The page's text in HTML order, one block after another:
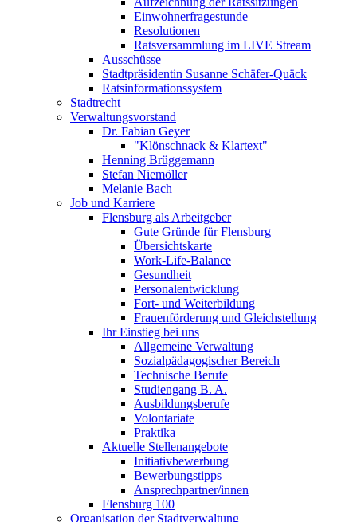
Einwohnerfragestunde
Resolutionen
Ratsversammlung im LIVE Stream
Ausschüsse
Stadtpräsidentin Susanne Schäfer-Quäck
Ratsinformationssystem
Stadtrecht
Verwaltungsvorstand
Dr. Fabian Geyer
"Klönschnack & Klartext"
Henning Brüggemann
Stefan Niemöller
Melanie Bach
Job und Karriere
Flensburg als Arbeitgeber
Gute Gründe für Flensburg
Übersichtskarte
Work-Life-Balance
Gesundheit
Personalentwicklung
Fort- und Weiterbildung
Frauenförderung und Gleichstellung
Ihr Einstieg bei uns
Allgemeine Verwaltung
Sozialpädagogischer Bereich
Technische Berufe
Studiengang B. A.
Ausbildungsberufe
Volontariate
Praktika
Aktuelle Stellenangebote
Initiativbewerbung
Bewerbungstipps
Ansprechpartner/innen
Flensburg 100
Organisation der Stadtverwaltung